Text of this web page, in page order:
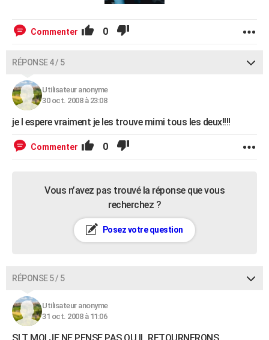
Commenter 0
RÉPONSE 4 / 5
Utilisateur anonyme
30 oct. 2008 à 23:08
je l espere vraiment je les trouve mimi tous les deux!!!!
Commenter 0
Vous n’avez pas trouvé la réponse que vous
recherchez ?
Posez votre question
RÉPONSE 5 / 5
Utilisateur anonyme
31 oct. 2008 à 11:06